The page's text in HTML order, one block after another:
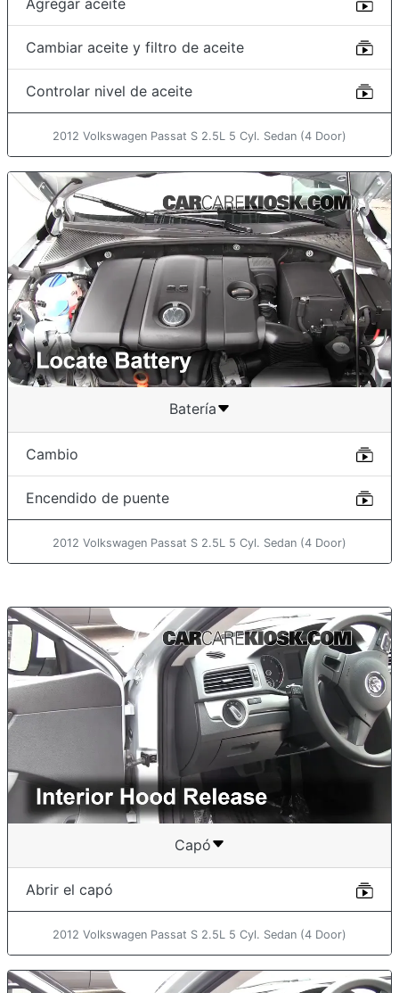
Cambiar aceite y filtro de aceite
Controlar nivel de aceite
2012 Volkswagen Passat S 2.5L 5 Cyl. Sedan (4 Door)
Batería
Cambio
Encendido de puente
2012 Volkswagen Passat S 2.5L 5 Cyl. Sedan (4 Door)
Capó
Abrir el capó
2012 Volkswagen Passat S 2.5L 5 Cyl. Sedan (4 Door)